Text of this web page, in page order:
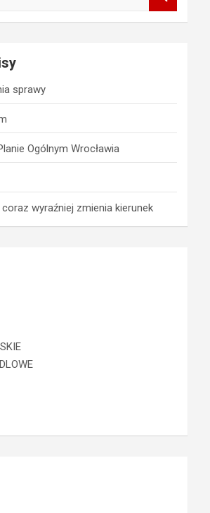
sprawy
Ogólnym Wrocławia
wyraźniej zmienia kierunek